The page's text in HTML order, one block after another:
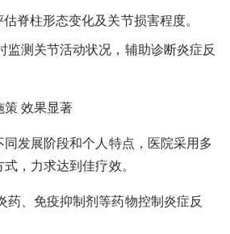
脊柱形态变化及关节损害程度。
监测关节活动状况，辅助诊断炎症反
效果显著
发展阶段和个人特点，医院采用多
，力求达到佳疗效。
药、免疫抑制剂等药物控制炎症反